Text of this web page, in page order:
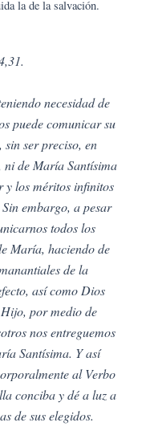
la de la salvación.
necesidad de
puede comunicar su
ser preciso, en
ni de María Santísima
y los méritos infinitos
embargo, a pesar
todos los
María, haciendo de
de la
así como Dios
por medio de
nos entreguemos
Santísima. Y así
al Verbo
conciba y dé a luz a
de sus elegidos.